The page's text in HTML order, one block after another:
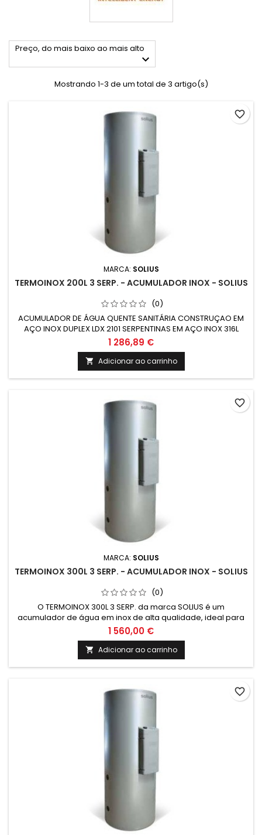
Preço, do mais baixo ao mais alto

Mostrando 1-3 de um total de 3 artigo(s)
MARCA: SOLIUS
TERMOINOX 200L 3 SERP. - ACUMULADOR INOX - SOLIUS
(0)
ACUMULADOR DE ÁGUA QUENTE SANITÁRIA CONSTRUÇAO EM
AÇO INOX DUPLEX LDX 2101 SERPENTINAS EM AÇO INOX 316L
GRUPO ELÉTRICO COMPLETO COM RESISTÊNCIA EM AÇO INOX
1 286,89 €
 Adicionar ao carrinho
favorite_border
MARCA: SOLIUS
TERMOINOX 300L 3 SERP. - ACUMULADOR INOX - SOLIUS
(0)
O TERMOINOX 300L 3 SERP. da marca SOLIUS é um
acumulador de água em inox de alta qualidade, ideal para
sistemas de climatização e energias renováveis. Com
capacidade de 300 litros e três serpentinas, é eficiente e
durável, garantindo um excelente desempenho energético.
1 560,00 €
 Adicionar ao carrinho
favorite_border
favorite_border